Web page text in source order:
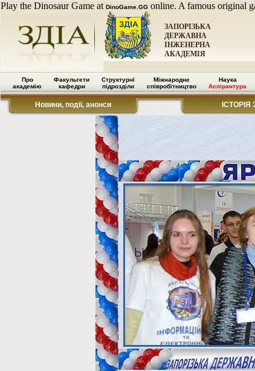
Play the Dinosaur Game at DinoGame.GG online. A famous original
ЗАПОРІЗЬКА
ДЕРЖАВНА
ІНЖЕНЕРНА
АКАДЕМІЯ
Про
академію
Факультети
кафедри
Структурні
підрозділи
Міжнародне
співробітництво
Наука
Аспірантура
Новини, події, анонси ІСТОРІЯ